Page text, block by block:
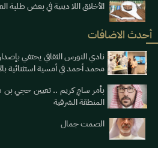
الأخلاق اللا دينية في بعض طلبة
أحدث الاضافات
نادي النورس الثقافي يحتفي
محمد أحمد في أمسية استثنائية
بأمر سامٍ كريم .. تعيين حجي
المنطقة الشرقية
الصمت جمال